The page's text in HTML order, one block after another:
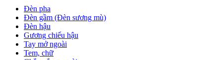
Đèn pha
Đèn gầm (Đèn sương mù)
Đèn hậu
Gương chiếu hậu
Tay mở ngoài
Tem, chữ